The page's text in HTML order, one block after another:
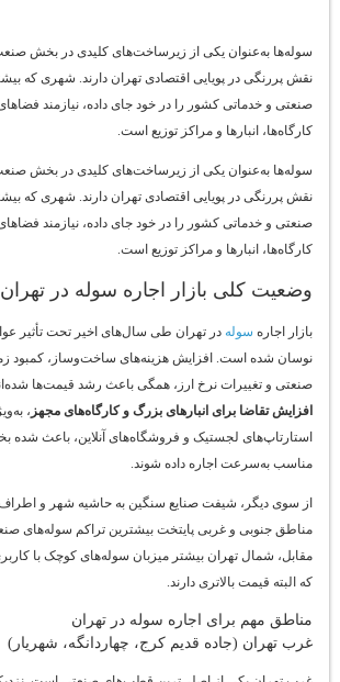
سوله‌ها به‌عنوان یکی از زیرساخت‌های کلیدی در بخش صنعت،
نقش پررنگی در پویایی اقتصادی تهران دارند. شهری که
صنعتی و خدماتی کشور را در خود جای داده، نیازمند فضاهای
کارگاه‌ها، انبارها و مراکز توزیع است.
سوله‌ها به‌عنوان یکی از زیرساخت‌های کلیدی در بخش صنعت،
نقش پررنگی در پویایی اقتصادی تهران دارند. شهری که
صنعتی و خدماتی کشور را در خود جای داده، نیازمند فضاهای
کارگاه‌ها، انبارها و مراکز توزیع است.
وضعیت کلی بازار اجاره سوله در تهران
بازار اجاره سولهدر تهران طی سال‌های اخیر تحت تأثیر
نوسان شده است. افزایش هزینه‌های ساخت‌وساز، کمبود
صنعتی و تغییرات نرخ ارز، همگی باعث رشد قیمت‌ها شده‌اند.
افزایش تقاضا برای انبارهای بزرگ و کارگاه‌های مجهز،
استارتاپ‌های لجستیک و فروشگاه‌های آنلاین، باعث شده
مناسب به‌سرعت اجاره داده شوند.
از سوی دیگر، شیفت صنایع سنگین به حاشیه شهر و اطراف
مناطق جنوبی و غربی پایتخت بیشترین تراکم سوله‌های صنعتی
مقابل، شمال تهران بیشتر میزبان سوله‌های کوچک با
که البته قیمت بالاتری دارند.
مناطق مهم برای اجاره سوله در تهران
غرب تهران (جاده قدیم کرج، چهاردانگه، شهریار)